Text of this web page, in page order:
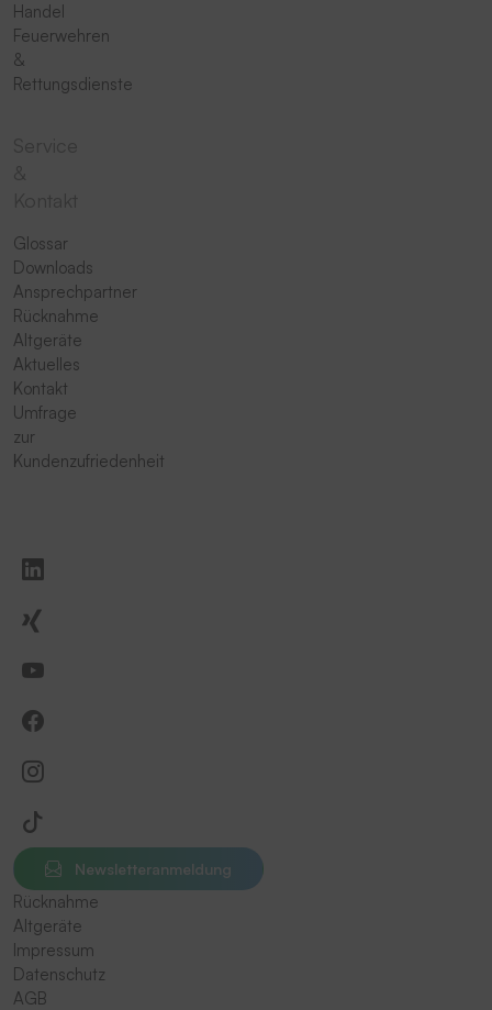
Handel
Feuerwehren
&
Rettungsdienste
Glossar
Downloads
Ansprechpartner
Rücknahme
Altgeräte
Aktuelles
Kontakt
Umfrage
zur
Kundenzufriedenheit
Newsletteranmeldung
Rücknahme
Altgeräte
Impressum
Datenschutz
AGB